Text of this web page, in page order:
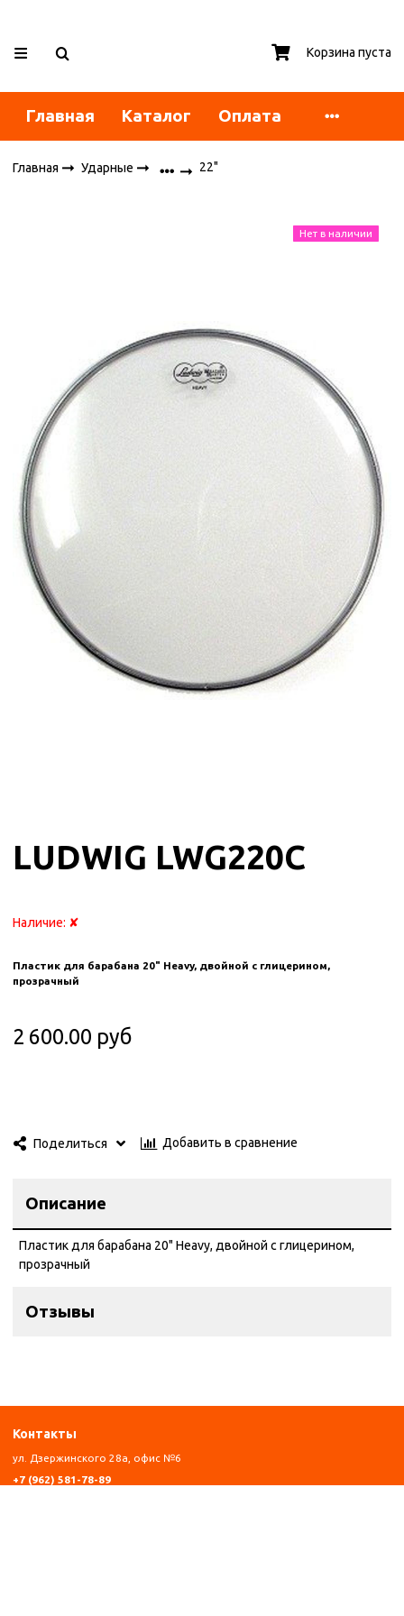
Корзина пуста
Главная Каталог Оплата
Главная Ударные 22"
Нет в наличии
LUDWIG LWG220C
Наличие: ✘
Пластик для барабана 20" Heavy, двойной с глицерином,
прозрачный
2 600.00 руб
Поделиться Добавить в сравнение
Описание
Пластик для барабана 20" Heavy, двойной с глицерином,
прозрачный
Отзывы
Контакты
ул. Дзержинского 28а, офис №6
+7 (962) 581-78-89